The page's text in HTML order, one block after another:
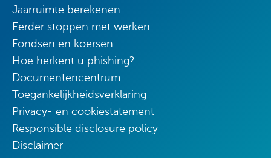
Jaarruimte berekenen
Eerder stoppen met werken
Fondsen en koersen
Hoe herkent u phishing?
Documentencentrum
Toegankelijkheidsverklaring
Privacy- en cookiestatement
Responsible disclosure policy
Disclaimer